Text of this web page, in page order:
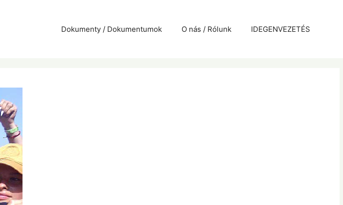
Dokumenty / Dokumentumok O nás / Rólunk IDEGENVEZETÉS